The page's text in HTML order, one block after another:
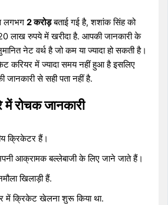
लगभग2 करोड़बताई गई है, शशांक सिंह को
लाख रुपये में खरीदा है. आपकी जानकारी के
नेट वर्थ है जो कम या ज्यादा हो सकती है।
करियर में ज्यादा समय नहीं हुआ है इसलिए
जानकारी से सही पता नहीं है.
रोचक जानकारी
क्रिकेटर हैं।
आक्रामक बल्लेबाजी के लिए जाने जाते हैं।
खिलाड़ी हैं.
में क्रिकेट खेलना शुरू किया था.